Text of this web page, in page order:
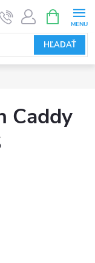
HĽADAŤ
KOŠÍK
Caddy